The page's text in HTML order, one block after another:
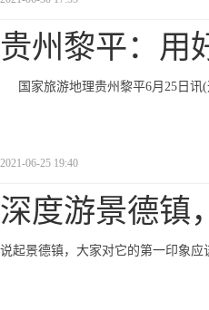
贵州黎平：用
国家旅游地理贵州黎平6月25日
2021-06-25 19:40
深度游景德镇
说起景德镇，大家对它的第一印象